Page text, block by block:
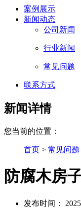
案例展示
新闻动态
公司新闻
行业新闻
常见问题
联系方式
新闻详情
您当前的位置：
首页 > 常见问题
防腐木房
发布时间：